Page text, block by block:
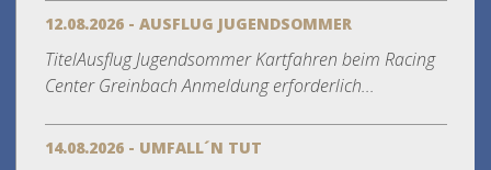
12.08.2026 - AUSFLUG JUGENDSOMMER
TitelAusflug Jugendsommer Kartfahren beim Racing
Center Greinbach Anmeldung erforderlich...
14.08.2026 - UMFALL´N TUT